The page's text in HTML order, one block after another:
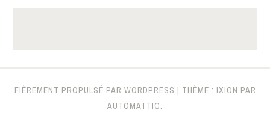
FIÈREMENT PROPULSÉ PAR WORDPRESS | THÈME : IXION PAR
AUTOMATTIC.